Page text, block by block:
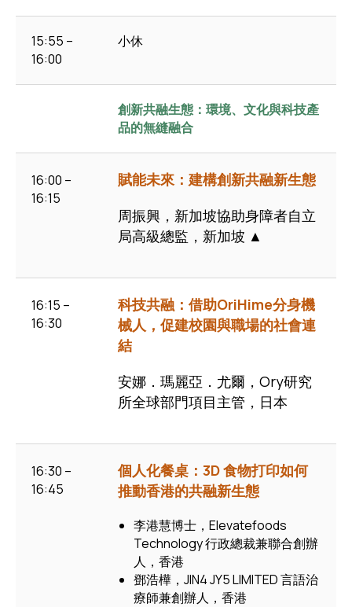
15:55 –
16:00
小休
創新共融生態：環境、文化與科技產
品的無縫融合
16:00 –
16:15
賦能未來：建構創新共融新生態
周振興，新加坡協助身障者自立
局高級總監，新加坡 ▲
16:15 –
16:30
科技共融：借助OriHime分身機
械人，促建校園與職場的社會連
結
安娜．瑪麗亞．尤爾，Ory研究
所全球部門項目主管，日本
16:30 –
16:45
個人化餐桌：3D 食物打印如何
推動香港的共融新生態
李港慧博士，Elevatefoods
Technology 行政總裁兼聯合創辦
人，香港
鄧浩樺，JIN4 JY5 LIMITED 言語治
療師兼創辦人，香港